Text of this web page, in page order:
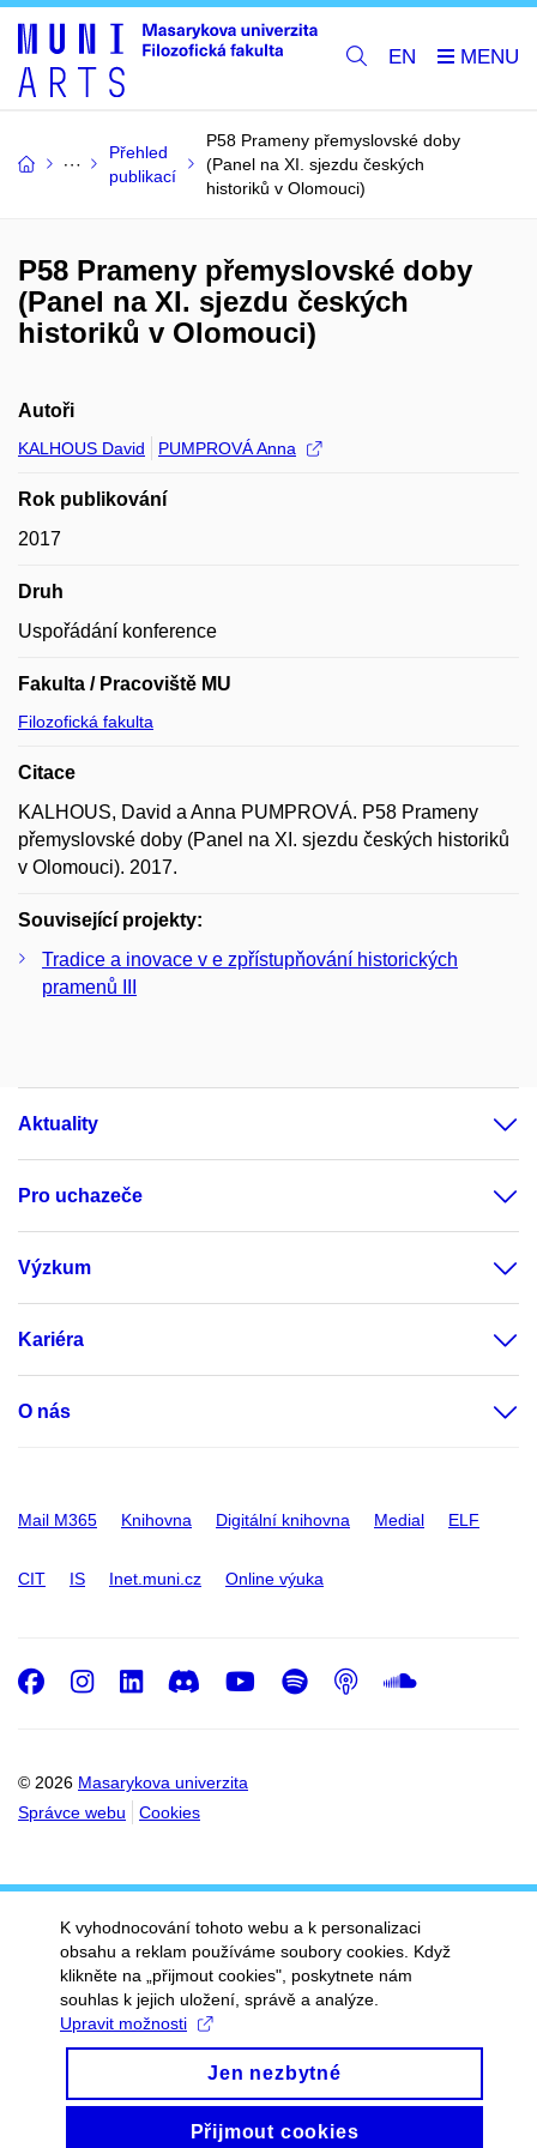
EN
Přehled
publikací
P58 Prameny přemyslovské doby
(Panel na XI. sjezdu českých
historiků v Olomouci)
P58 Prameny přemyslovské doby
(Panel na XI. sjezdu českých
historiků v Olomouci)
Autoři
KALHOUS David PUMPROVÁ Anna
Rok publikování
2017
Druh
Uspořádání konference
Fakulta / Pracoviště MU
Filozofická fakulta
Citace
KALHOUS, David a Anna PUMPROVÁ. P58 Prameny
přemyslovské doby (Panel na XI. sjezdu českých historiků
v Olomouci). 2017.
Související projekty:
Tradice a inovace v e zpřístupňování historických
pramenů III
Aktuality
Pro uchazeče
Výzkum
Kariéra
O nás
Mail M365 Knihovna Digitální knihovna Medial ELF
CIT IS Inet.muni.cz Online výuka
© 2026 Masarykova univerzita
Správce webu
Cookies
Facebook
Instagram
LinkedIn
DiscordYoutube
Spotify
Podcast
K vyhodnocování tohoto webu a k personalizaci
obsahu a reklam používáme soubory cookies. Když
klikněte na „přijmout cookies", poskytnete nám
souhlas k jejich uložení, správě a analýze.
Upravit možnosti
Jen nezbytné
Přijmout cookies